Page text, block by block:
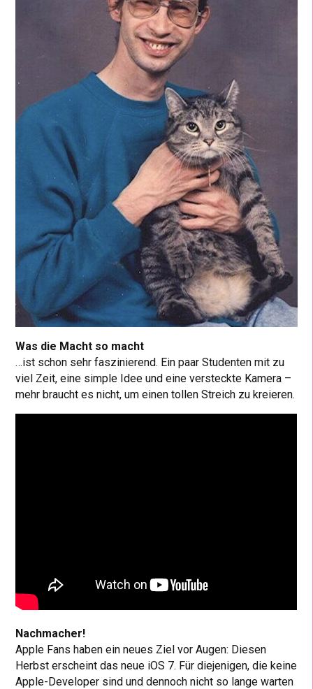
Was die Macht so macht
…ist schon sehr faszinierend. Ein paar Studenten mit zu
viel Zeit, eine simple Idee und eine versteckte Kamera –
mehr braucht es nicht, um einen tollen Streich zu kreieren.
Nachmacher!
Apple Fans haben ein neues Ziel vor Augen: Diesen
Herbst erscheint das neue iOS 7. Für diejenigen, die keine
Apple-Developer sind und dennoch nicht so lange warten